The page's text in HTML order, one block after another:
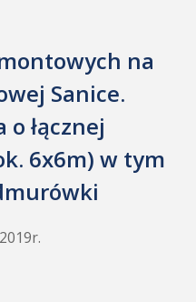
na
Sanice.
łącznej
6x6m) w tym